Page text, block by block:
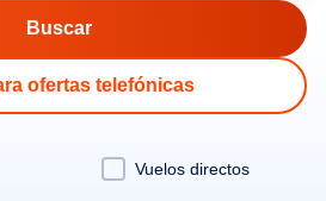
ofertas telefónicas
Vuelos directos